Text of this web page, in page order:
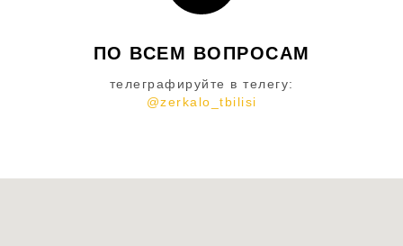
ПО ВСЕМ ВОПРОСАМ
телеграфируйте в телегу:
@zerkalo_tbilisi